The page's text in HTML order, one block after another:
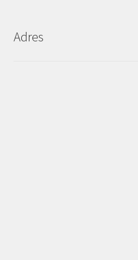
Adres